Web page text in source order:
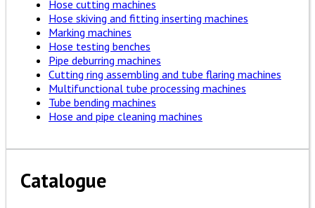
Hose cutting machines
Hose skiving and fitting inserting machines
Marking machines
Hose testing benches
Pipe deburring machines
Cutting ring assembling and tube flaring machines
Multifunctional tube processing machines
Tube bending machines
Hose and pipe cleaning machines
Catalogue